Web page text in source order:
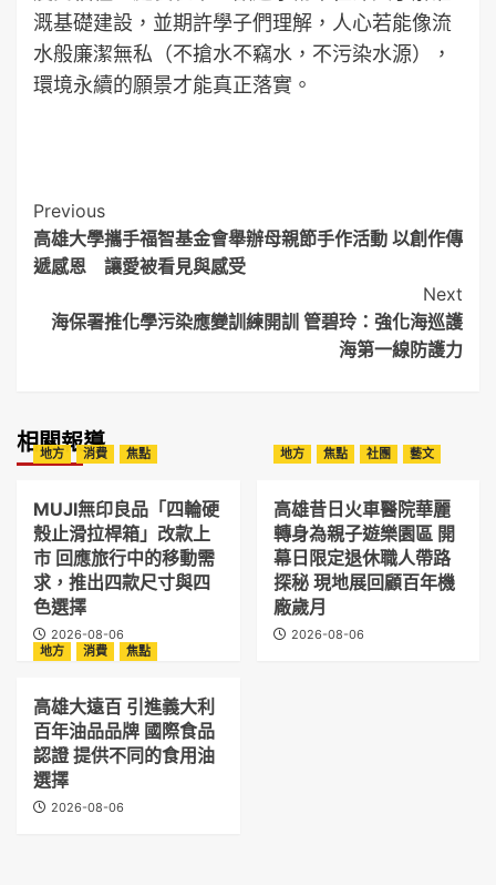
溉基礎建設，並期許學子們理解，人心若能像流
水般廉潔無私（不搶水不竊水，不污染水源），
環境永續的願景才能真正落實。
Post
Navigation
Previous
高雄大學攜手福智基金會舉辦母親節手作活動 以創作傳
遞感恩 讓愛被看見與感受
Next
海保署推化學污染應變訓練開訓 管碧玲：強化海巡護
海第一線防護力
相關報導
地方 消費 焦點
MUJI無印良品「四輪硬
殼止滑拉桿箱」改款上
市 回應旅行中的移動需
求，推出四款尺寸與四
色選擇
2026-08-06
地方 焦點 社團 藝文
高雄昔日火車醫院華麗
轉身為親子遊樂園區 開
幕日限定退休職人帶路
探秘 現地展回顧百年機
廠歲月
2026-08-06
地方
消費 焦點
高雄大遠百 引進義大利
百年油品品牌 國際食品
認證 提供不同的食用油
選擇
2026-08-06